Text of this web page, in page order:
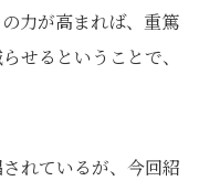
力が高まれば、重篤
せるということで、
れているが、今回紹